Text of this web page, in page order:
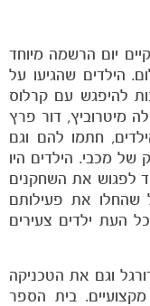
יום הרשמה מיוחד
הילדים שהגיעו על
להיפגש עם קרלוס
מיטרוביץ, דור פרץ
חתמו להם וגם
מכבי. הילדים היו
לפגוש את השחקנים
שהחלו את פעילותם
העת ילדים צעירים
וגם את הטכניקה
בית הספר